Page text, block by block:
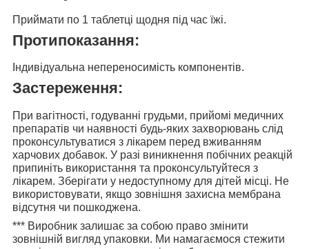
Приймати по 1 таблетці щодня під час їжі.
Протипоказання:
Індивідуальна непереносимість компонентів.
Застереження:
При вагітності, годуванні грудьми, прийомі медичних
препаратів чи наявності будь-яких захворювань слід
проконсультуватися з лікарем перед вживанням
харчових добавок. У разі виникнення побічних реакцій
припиніть використання та проконсультуйтеся з
лікарем. Зберігати у недоступному для дітей місці. Не
використовувати, якщо зовнішня захисна мембрана
відсутня чи пошкоджена.
*** Виробник залишає за собою право змінити
зовнішній вигляд упаковки. Ми намагаємося стежити